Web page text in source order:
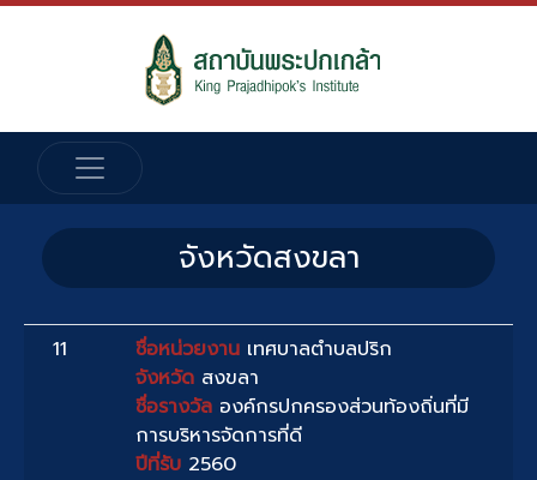
จังหวัดสงขลา
11 ชื่อหน่วยงาน เทศบาลตำบลปริก
จังหวัด สงขลา
ชื่อรางวัล องค์กรปกครองส่วนท้องถิ่นที่มี
การบริหารจัดการที่ดี
ปีที่รับ 2560